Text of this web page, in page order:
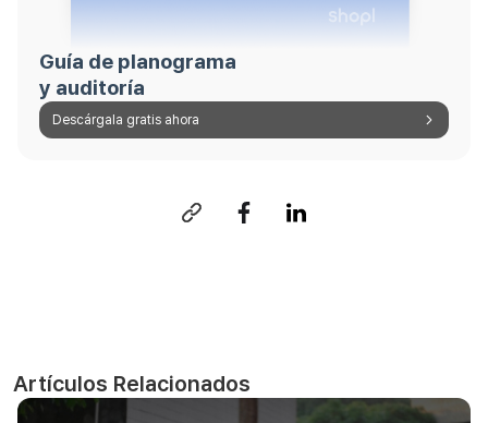
Guía de planograma
y auditoría
Descárgala gratis ahora
Artículos Relacionados